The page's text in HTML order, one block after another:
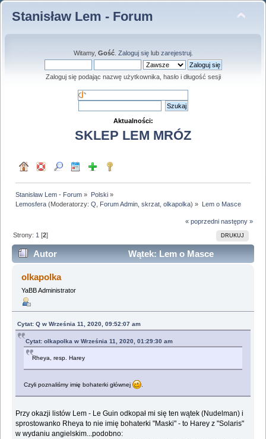
Stanisław Lem - Forum
Witamy, Gość. Zaloguj sięlub zarejestruj.
Zaloguj się podając nazwę użytkownika, hasło i długość sesji
Aktualności:
SKLEP LEM MRÓZ
Stanisław Lem - Forum » Polski»
Lemosfera (Moderatorzy:Q Forum Admin ,skrzat ,olkapolka) » Lem o Masce
« poprzedni następny »
DRUKUJ
Strony: 1 [2]
Autor
Wątek: Lem o Masce
(Przeczytany 103086 razy)
olkapolka
YaBB Administrator
Cytat: Q w Września 11, 2020, 09:52:07 am
Cytat: olkapolka w Września 11, 2020, 01:29:30 am
Rheya, resp. Harey
Czyli poznaliśmy imię bohaterki głównej .
Przy okazji listów Lem - Le Guin odkopał mi się ten wątek (Nudelman) i
sprostowanko Rheya to nie imię bohaterki "Maski" - to Harey z "Solaris"
w wydaniu angielskim...podobno: